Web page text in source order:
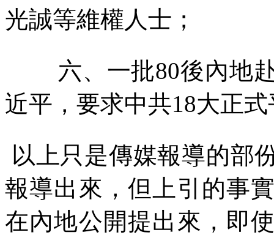
光誠等維權人士；
六、一批80後內地
近平，要求中共18大正
以上只是傳媒報導的部
報導出來，但上引的事
在內地公開提出來，即